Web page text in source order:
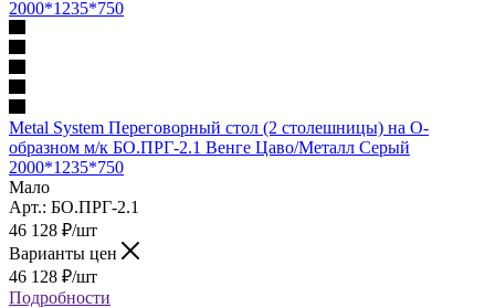
Metal System Переговорный стол (2 столешницы) на О-
образном м/к БО.ПРГ-2.1 Венге Цаво/Металл Серый
2000*1235*750
Мало
Арт.: БО.ПРГ-2.1
46 128 ₽/шт
Варианты цен
46 128 ₽/шт
Подробности